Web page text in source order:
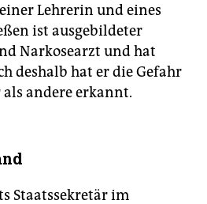
Lehrerin und eines
ist ausgebildeter
Narkosearzt und hat
deshalb hat er die Gefahr
andere erkannt.
Staatssekretär im